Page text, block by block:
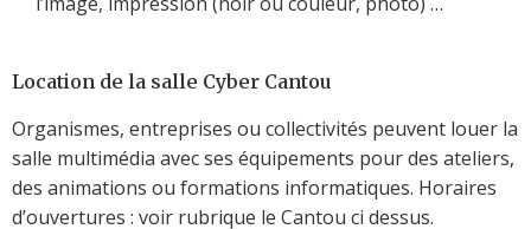
Location de la salle Cyber Cantou
Organismes, entreprises ou collectivités peuvent louer la
salle multimédia avec ses équipements pour des ateliers,
des animations ou formations informatiques. Horaires
d’ouvertures : voir rubrique le Cantou ci dessus.